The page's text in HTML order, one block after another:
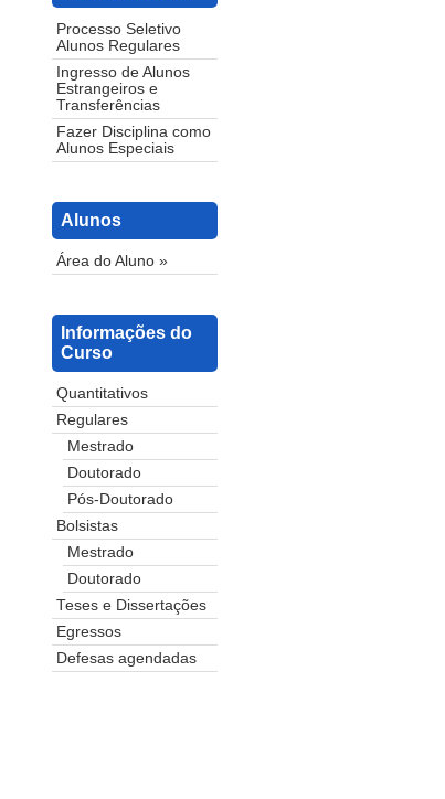
Processo Seletivo
Alunos Regulares
Ingresso de Alunos
Estrangeiros e
Transferências
Fazer Disciplina como
Alunos Especiais
Alunos
Área do Aluno »
Informações do
Curso
Quantitativos
Regulares
Mestrado
Doutorado
Pós-Doutorado
Bolsistas
Mestrado
Doutorado
Teses e Dissertações
Egressos
Defesas agendadas